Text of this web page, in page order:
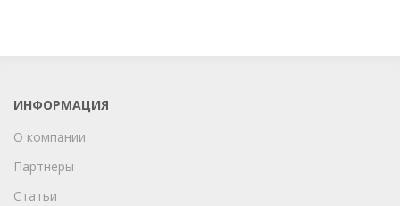
ИНФОРМАЦИЯ
О компании
Партнеры
Статьи